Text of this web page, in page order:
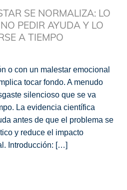
SE NORMALIZA: LO
PEDIR AYUDA Y LO
A TIEMPO
o con un malestar emocional
tocar fondo. A menudo
silencioso que se va
La evidencia científica
antes de que el problema se
y reduce el impacto
Introducción: […]